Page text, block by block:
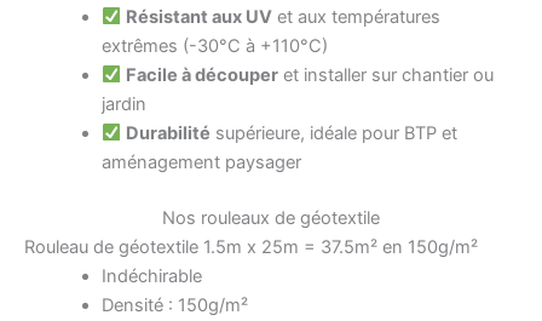
Résistant aux UV et aux températures
extrêmes (-30°C à +110°C)
Facile à découper et installer sur chantier ou
jardin
Durabilité supérieure, idéale pour BTP et
aménagement paysager
Nos rouleaux de géotextile
Rouleau de géotextile 1.5m x 25m = 37.5m² en 150g/m²
Indéchirable
Densité : 150g/m²